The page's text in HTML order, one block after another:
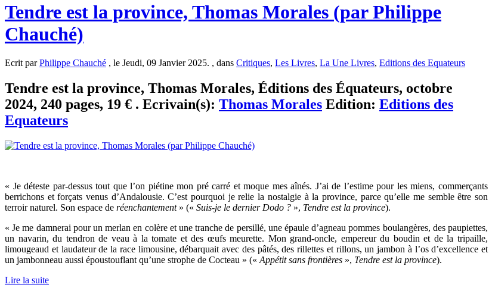
Tendre est la province, Thomas Morales (par Philippe
Chauché)
Ecrit parPhilippe Chauché , le Jeudi, 09 Janvier 2025. , dans Critiques, Les Livres, La Une Livres, Editions des Equateurs
Tendre est la province, Thomas Morales, Éditions des Équateurs, octobre
2024, 240 pages, 19 € . Ecrivain(s): Thomas Morales Edition: Editions des
Equateurs
« Je déteste par-dessus tout que l’on piétine mon pré carré et moque mes aînés. J’ai de l’estime pour les miens, commerçants
berrichons et forçats venus d’Andalousie. C’est pourquoi je relie la nostalgie à la province, parce qu’elle me semble être son
terroir naturel. Son espace de réenchantement» (« Suis-je le dernier Dodo ? », Tendre est la province).
« Je me damnerai pour un merlan en colère et une tranche de persillé, une épaule d’agneau pommes boulangères, des paupiettes,
un navarin, du tendron de veau à la tomate et des œufs meurette. Mon grand-oncle, empereur du boudin et de la tripaille,
limougeaud et laudateur de la race limousine, débarquait avec des pâtés, des rillettes et rillons, un jambon à l’os d’excellence et
un jambonneau aussi époustouflant qu’une strophe de Cocteau » (« Appétit sans frontières », Tendre est la province).
Lire la suite